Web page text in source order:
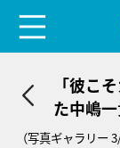
「彼こ
た中嶋
間】
（写真ギャラリー 3/